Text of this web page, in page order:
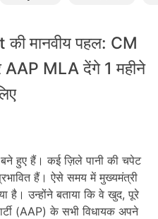
मानवीय पहल: CM
MLA देंगे 1 महीने
बने हुए हैं। कई ज़िले पानी की चपेट
हैं। ऐसे समय में मुख्यमंत्री
है। उन्होंने बताया कि वे खुद, पूरे
(AAP) के सभी विधायक अपने